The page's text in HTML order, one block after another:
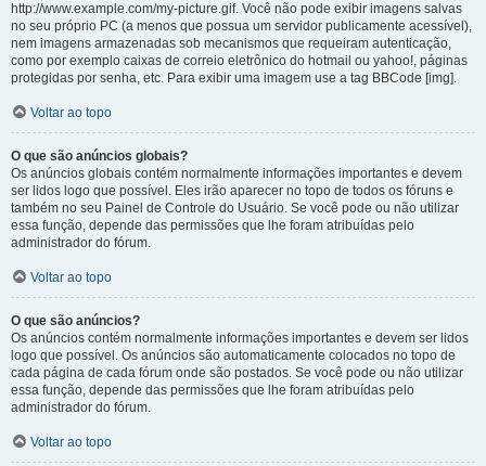
http://www.example.com/my-picture.gif. Você não pode exibir imagens salvas
no seu próprio PC (a menos que possua um servidor publicamente acessível),
nem imagens armazenadas sob mecanismos que requeiram autenticação,
como por exemplo caixas de correio eletrônico do hotmail ou yahoo!, páginas
protegidas por senha, etc. Para exibir uma imagem use a tag BBCode [img].
Voltar ao topo
O que são anúncios globais?
Os anúncios globais contém normalmente informações importantes e devem
ser lidos logo que possível. Eles irão aparecer no topo de todos os fóruns e
também no seu Painel de Controle do Usuário. Se você pode ou não utilizar
essa função, depende das permissões que lhe foram atribuídas pelo
administrador do fórum.
Voltar ao topo
O que são anúncios?
Os anúncios contém normalmente informações importantes e devem ser lidos
logo que possível. Os anúncios são automaticamente colocados no topo de
cada página de cada fórum onde são postados. Se você pode ou não utilizar
essa função, depende das permissões que lhe foram atribuídas pelo
administrador do fórum.
Voltar ao topo